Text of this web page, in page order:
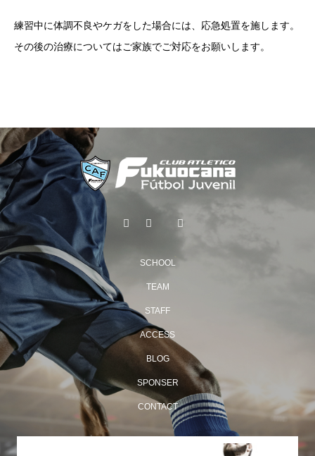
練習中に体調不良やケガをした場合には、応急処置を施します。
その後の治療についてはご家族でご対応をお願いします。
SCHOOL
TEAM
STAFF
ACCESS
BLOG
SPONSER
CONTACT